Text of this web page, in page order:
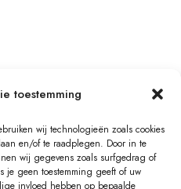
toestemming
wij technologieën zoals cookies
en/of te raadplegen. Door in te
wij gegevens zoals surfgedrag of
je geen toestemming geeft of uw
invloed hebben op bepaalde
op!